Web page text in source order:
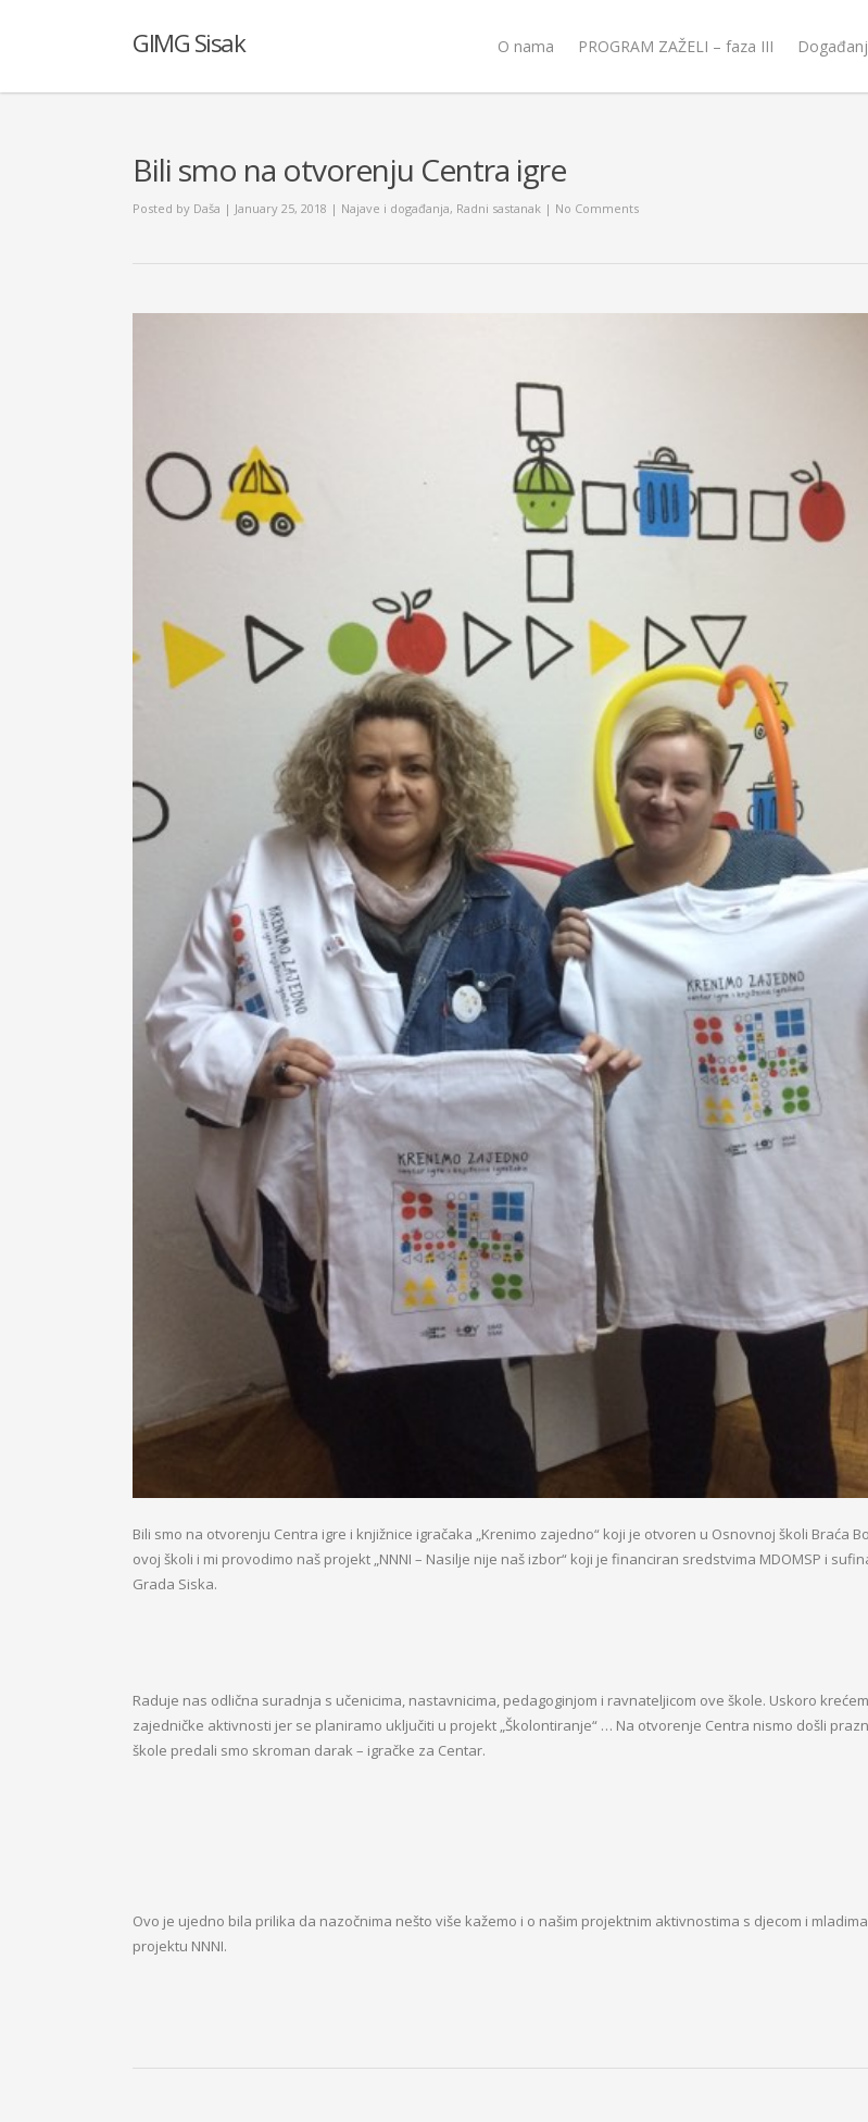
GIMG Sisak O nama PROGRAM ZAŽELI – faza III
Bili smo na otvorenju Centra igre
Posted by Daša | January 25, 2018 | Najave i događanja, Radni sastanak | No Comments
Bili smo na otvorenju Centra igre i knjižnice igračaka „Krenimo zajedno“ koji je otvoren u Osnovnoj školi Braća
ovoj školi i mi provodimo naš projekt „NNNI – Nasilje nije naš izbor“ koji je financiran sredstvima MDOMSP i
Grada Siska.
Raduje nas odlična suradnja s učenicima, nastavnicima, pedagoginjom i ravnateljicom ove škole. Uskoro
zajedničke aktivnosti jer se planiramo uključiti u projekt „Školontiranje“ … Na otvorenje Centra nismo došli
škole predali smo skroman darak – igračke za Centar.
Ovo je ujedno bila prilika da nazočnima nešto više kažemo i o našim projektnim aktivnostima s djecom i
projektu NNNI.